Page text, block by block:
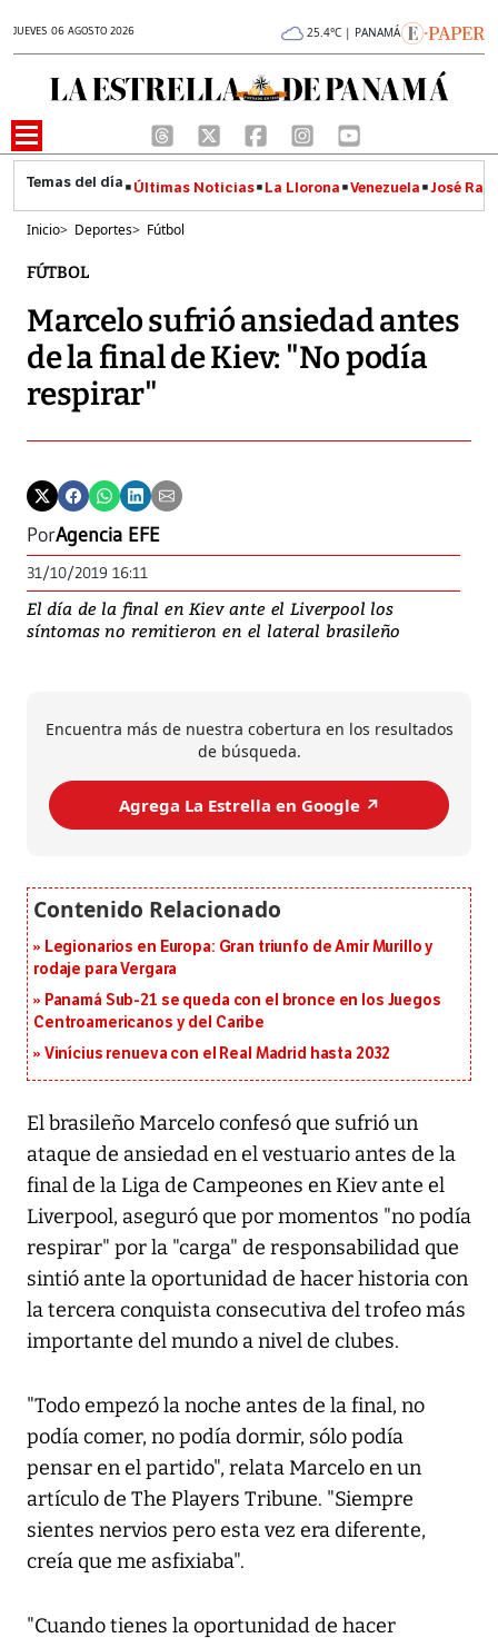
JUEVES 06 AGOSTO 2026 25.4°C | PANAMÁ
Últimas Noticias La Llorona Venezuela José
Inicio> Deportes> Fútbol
FÚTBOL
Marcelo sufrió ansiedad antes
de la final de Kiev: "No podía
respirar"
PorAgencia EFE
31/10/2019 16:11
El día de la final en Kiev ante el Liverpool los
síntomas no remitieron en el lateral brasileño
Encuentra más de nuestra cobertura en los resultados
de búsqueda.
Agrega La Estrella en Google ↗️
Legionarios en Europa: Gran triunfo de Amir Murillo y
rodaje para Vergara
Panamá Sub-21 se queda con el bronce en los Juegos
Centroamericanos y del Caribe
Vinícius renueva con el Real Madrid hasta 2032
El brasileñoMarceloconfesó que sufrió un
ataque de ansiedad en el vestuario antes de la
final de la Liga de Campeones enKievante el
Liverpool, aseguró que por momentos "no podía
respirar" por la "carga" de responsabilidad que
sintió ante la oportunidad de hacer historia con
la tercera conquista consecutiva del trofeo más
importante del mundo a nivel de clubes.
"Todo empezó la noche antes de la final, no
podía comer, no podía dormir, sólo podía
pensar en el partido", relata Marcelo en un
artículo de The Players Tribune. "Siempre
sientes nervios pero esta vez era diferente,
creía que me asfixiaba".
"Cuando tienes la oportunidad de hacer